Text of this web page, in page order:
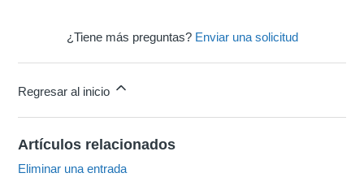
¿Tiene más preguntas? Enviar una solicitud
Regresar al inicio
Artículos relacionados
Eliminar una entrada